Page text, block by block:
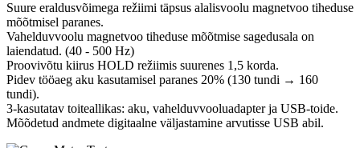
Suure eraldusvõimega režiimi täpsus alalisvoolu magnetvoo tiheduse
mõõtmisel paranes.
Vahelduvvoolu magnetvoo tiheduse mõõtmise sagedusala on
laiendatud. (40 - 500 Hz)
Proovivõtu kiirus HOLD režiimis suurenes 1,5 korda.
Pidev tööaeg aku kasutamisel paranes 20% (130 tundi → 160
tundi).
3-kasutatav toiteallikas: aku, vahelduvvooluadapter ja USB-toide.
Mõõdetud andmete digitaalne väljastamine arvutisse USB abil.